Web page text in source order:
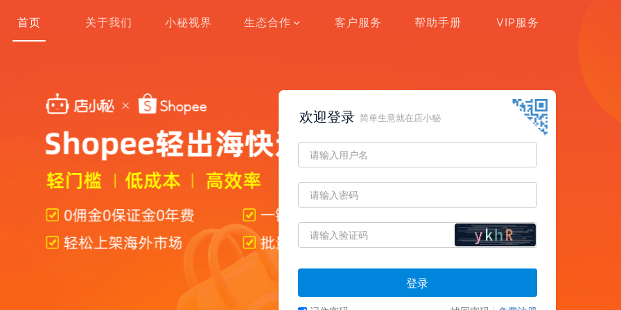
首页 关于我们 小秘视界 生态合作 客户服务 帮助手册 VIP服务
欢迎登录 简单生意就在店小秘
登录